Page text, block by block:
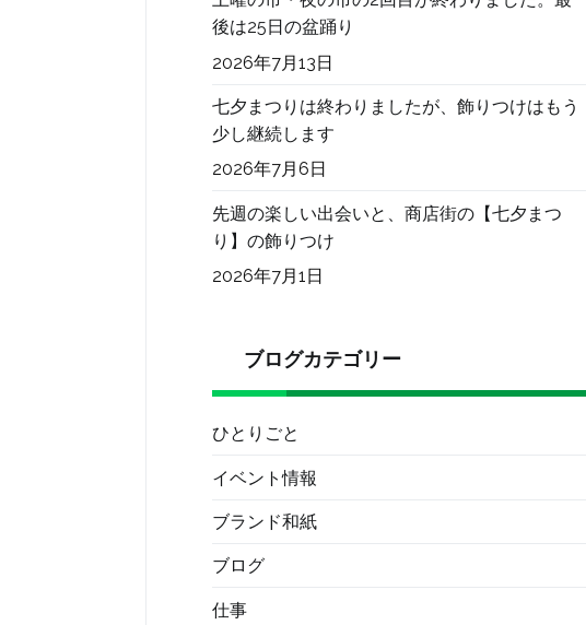
後は25日の盆踊り
2026年7月13日
七夕まつりは終わりましたが、飾りつけはもう
少し継続します
2026年7月6日
先週の楽しい出会いと、商店街の【七夕まつ
り】の飾りつけ
2026年7月1日
ブログカテゴリー
ひとりごと
イベント情報
ブランド和紙
ブログ
仕事